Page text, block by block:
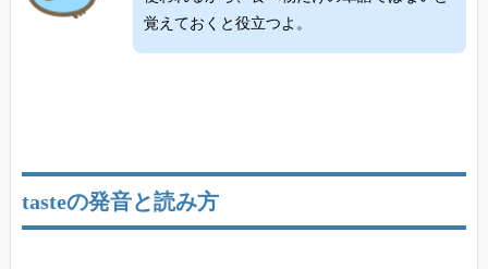
覚えておくと役立つよ。
tasteの発音と読み方